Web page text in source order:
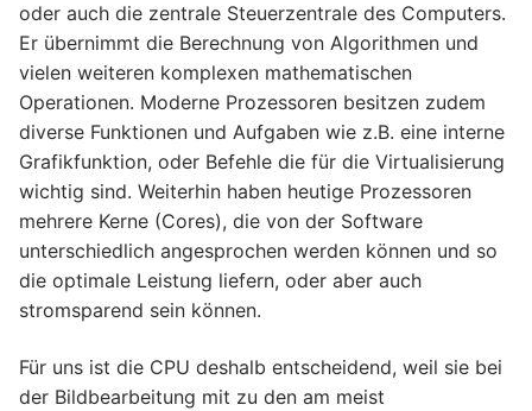
oder auch die zentrale Steuerzentrale des Computers.
Er übernimmt die Berechnung von Algorithmen und
vielen weiteren komplexen mathematischen
Operationen. Moderne Prozessoren besitzen zudem
diverse Funktionen und Aufgaben wie z.B. eine interne
Grafikfunktion, oder Befehle die für die Virtualisierung
wichtig sind. Weiterhin haben heutige Prozessoren
mehrere Kerne (Cores), die von der Software
unterschiedlich angesprochen werden können und so
die optimale Leistung liefern, oder aber auch
stromsparend sein können.
Für uns ist die CPU deshalb entscheidend, weil sie bei
der Bildbearbeitung mit zu den am meist